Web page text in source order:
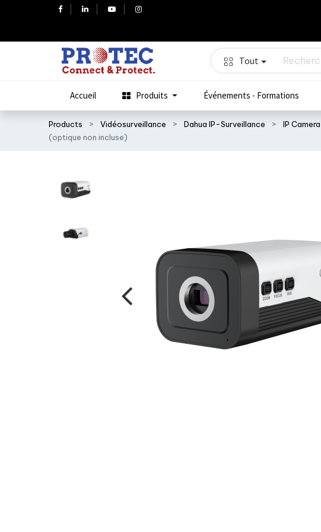
Tout
Accueil Produits Événements - Formations
Products Vidéosurveillance Dahua IP-Surveillance IP Camera
(optique non incluse)